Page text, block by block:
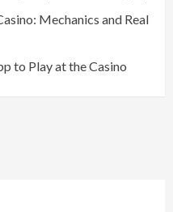
Mechanics and Real
to Play at the Casino